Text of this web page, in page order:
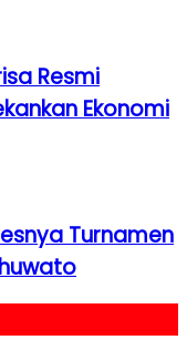
Resmi
Ekonomi
Turnamen